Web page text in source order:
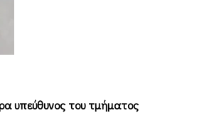
υπεύθυνος του τμήματος